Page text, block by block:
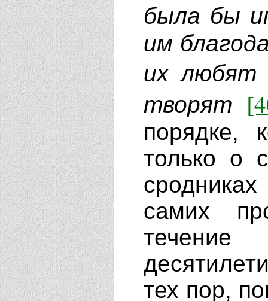
была бы
им
их любят
творят
порядке,
только о
самих
тех пор,